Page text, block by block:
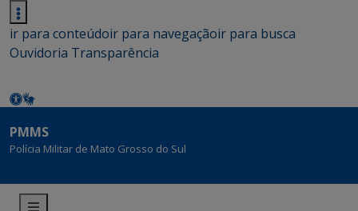
ir para conteúdoir para navegaçãoir para busca
Ouvidoria Transparência
PMMS
Polícia Militar de Mato Grosso do Sul